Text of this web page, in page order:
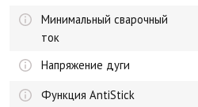
Минимальный сварочный
ток
Напряжение дуги
Функция AntiStick